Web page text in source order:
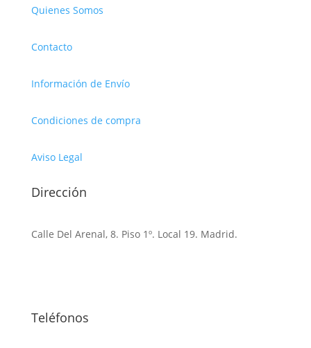
Quienes Somos
Contacto
Información de Envío
Condiciones de compra
Aviso Legal
Dirección
Calle Del Arenal, 8. Piso 1º. Local 19. Madrid.
Teléfonos